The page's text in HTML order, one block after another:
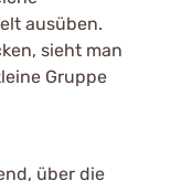
ausüben.
sieht man
Gruppe
über die